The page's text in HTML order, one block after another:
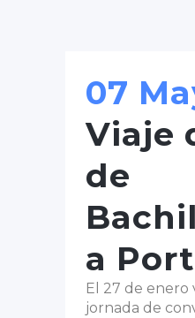
07
Viaje
de
a
El 27 de enero
jornada de